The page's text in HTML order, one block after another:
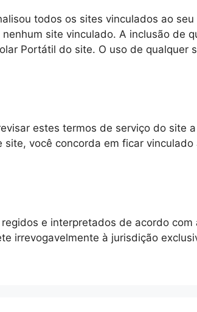
todos os sites vinculados ao
site vinculado. A inclusão de
Portátil do site. O uso de qualquer
estes termos de serviço do site
site, você concorda em ficar vinculado
e interpretados de acordo com
irrevogavelmente à jurisdição